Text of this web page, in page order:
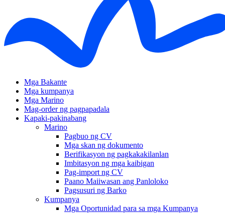
Mga Bakante
Mga kumpanya
Mga Marino
Mag-order ng pagpapadala
Kapaki-pakinabang
Marino
Pagbuo ng CV
Mga skan ng dokumento
Berifikasyon ng pagkakakilanlan
Imbitasyon ng mga kaibigan
Pag-import ng CV
Paano Maiiwasan ang Panloloko
Pagsusuri ng Barko
Kumpanya
Mga Oportunidad para sa mga Kumpanya